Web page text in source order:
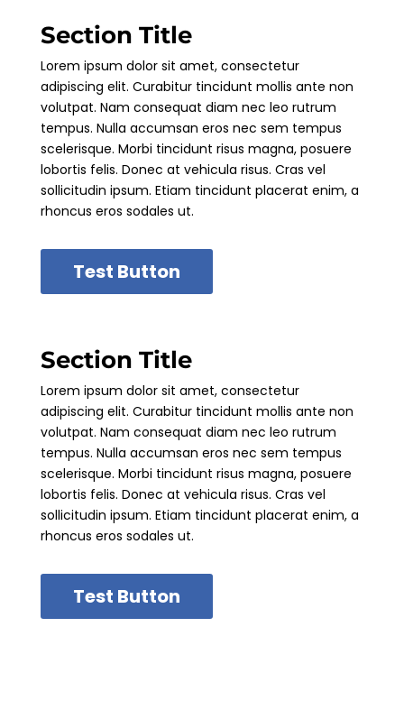
Section Title
Lorem ipsum dolor sit amet, consectetur
adipiscing elit. Curabitur tincidunt mollis ante non
volutpat. Nam consequat diam nec leo rutrum
tempus. Nulla accumsan eros nec sem tempus
scelerisque. Morbi tincidunt risus magna, posuere
lobortis felis. Donec at vehicula risus. Cras vel
sollicitudin ipsum. Etiam tincidunt placerat enim, a
rhoncus eros sodales ut.
Test Button
Section Title
Lorem ipsum dolor sit amet, consectetur
adipiscing elit. Curabitur tincidunt mollis ante non
volutpat. Nam consequat diam nec leo rutrum
tempus. Nulla accumsan eros nec sem tempus
scelerisque. Morbi tincidunt risus magna, posuere
lobortis felis. Donec at vehicula risus. Cras vel
sollicitudin ipsum. Etiam tincidunt placerat enim, a
rhoncus eros sodales ut.
Test Button